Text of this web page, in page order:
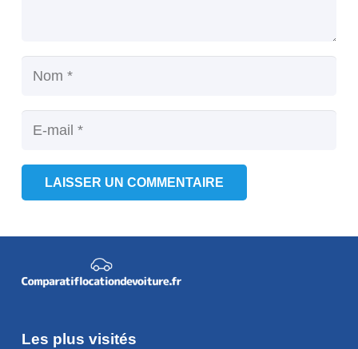
LAISSER UN COMMENTAIRE
Les plus visités